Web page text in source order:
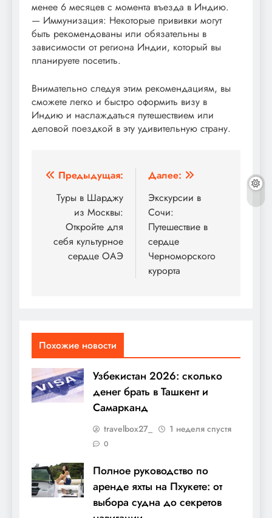
менее 6 месяцев с момента въезда в Индию.
— Иммунизация: Некоторые прививки могут
быть рекомендованы или обязательны в
зависимости от региона Индии, который вы
планируете посетить.
Внимательно следуя этим рекомендациям, вы
сможете легко и быстро оформить визу в
Индию и наслаждаться путешествием или
деловой поездкой в эту удивительную страну.
Навигация
по
записям
Предыдущая:
Туры в Шарджу
из Москвы:
Откройте для
себя культурное
сердце ОАЭ
Далее:
Экскурсии в
Сочи:
Путешествие в
сердце
Черноморского
курорта
Похожие новости
Узбекистан 2026: сколько
денег брать в Ташкент и
Самарканд
travelbox27_ 1 неделя спустя
0
Полное руководство по
аренде яхты на Пхукете: от
выбора судна до секретов